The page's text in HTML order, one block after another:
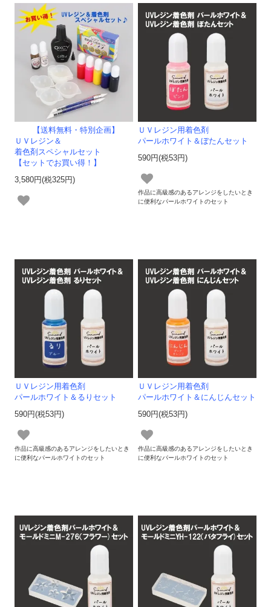
【送料無料・特別企画】
ＵＶレジン＆
着色剤スペシャルセット
【セットでお買い得！】
3,580円(税325円)
ＵＶレジン用着色剤
パールホワイト＆ぼたんセット
590円(税53円)
作品に高級感のあるアレンジをしたいとき
に便利なパールホワイトのセット
ＵＶレジン用着色剤
パールホワイト＆るりセット
590円(税53円)
作品に高級感のあるアレンジをしたいとき
に便利なパールホワイトのセット
ＵＶレジン用着色剤
パールホワイト＆にんじんセット
590円(税53円)
作品に高級感のあるアレンジをしたいとき
に便利なパールホワイトのセット